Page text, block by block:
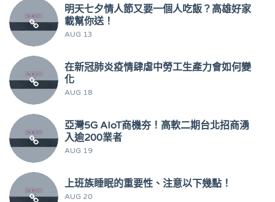
明天七夕情人節又要一個人吃飯？高雄好家
載幫你送！
AUG 13
在新冠肺炎疫情肆虐中勞工生產力會如何變
化
AUG 18
亞灣5G AIoT商機夯！高軟二期台北招商湧
入逾200業者
AUG 19
上班族睡眠的重要性、注意以下幾點！
AUG 20